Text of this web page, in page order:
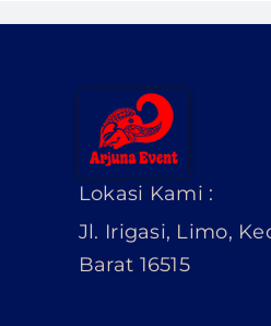
Lokasi Kami :
Jl. Irigasi, Limo,
Barat 16515